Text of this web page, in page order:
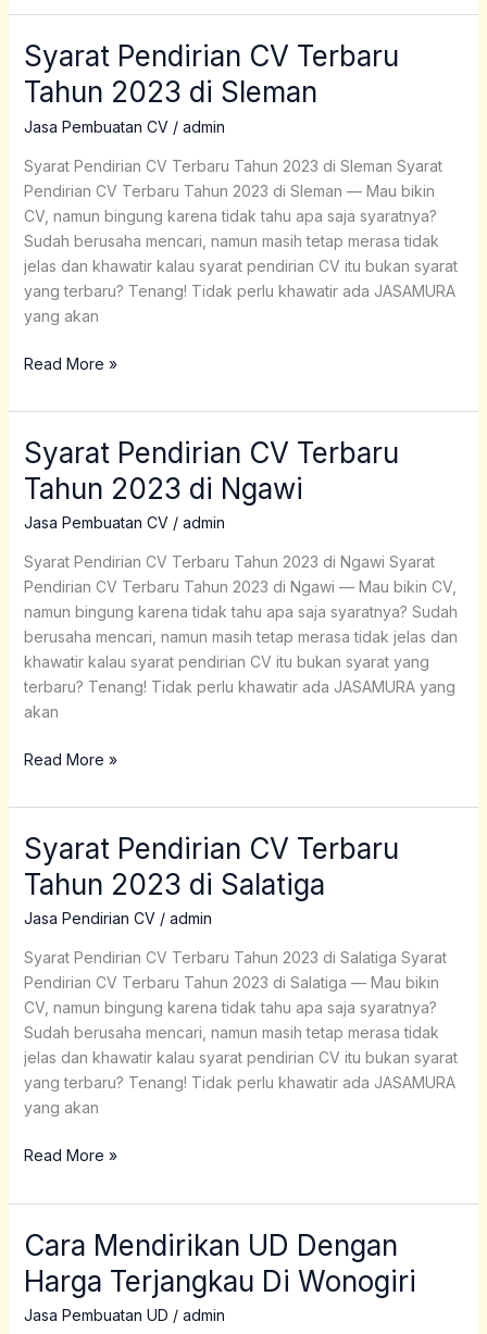
Syarat Pendirian CV Terbaru
Tahun 2023 di Sleman
Jasa Pembuatan CV/ admin
Syarat Pendirian CV Terbaru Tahun 2023 di Sleman Syarat
Pendirian CV Terbaru Tahun 2023 di Sleman — Mau bikin
CV, namun bingung karena tidak tahu apa saja syaratnya?
Sudah berusaha mencari, namun masih tetap merasa tidak
jelas dan khawatir kalau syarat pendirian CV itu bukan syarat
yang terbaru? Tenang! Tidak perlu khawatir ada JASAMURA
yang akan
Syarat
Pendirian
CV
Terbaru
2023
di
Sleman
Read More »
Syarat Pendirian CV Terbaru
Tahun 2023 di Ngawi
Jasa Pembuatan CV/ admin
Syarat Pendirian CV Terbaru Tahun 2023 di Ngawi Syarat
Pendirian CV Terbaru Tahun 2023 di Ngawi — Mau bikin CV,
namun bingung karena tidak tahu apa saja syaratnya? Sudah
berusaha mencari, namun masih tetap merasa tidak jelas dan
khawatir kalau syarat pendirian CV itu bukan syarat yang
terbaru? Tenang! Tidak perlu khawatir ada JASAMURA yang
akan
Syarat
Pendirian
CV
Terbaru
2023
di
Ngawi
Read More »
Syarat Pendirian CV Terbaru
Tahun 2023 di Salatiga
Jasa Pendirian CV/ admin
Syarat Pendirian CV Terbaru Tahun 2023 di Salatiga Syarat
Pendirian CV Terbaru Tahun 2023 di Salatiga — Mau bikin
CV, namun bingung karena tidak tahu apa saja syaratnya?
Sudah berusaha mencari, namun masih tetap merasa tidak
jelas dan khawatir kalau syarat pendirian CV itu bukan syarat
yang terbaru? Tenang! Tidak perlu khawatir ada JASAMURA
yang akan
Syarat
Pendirian
CV
Terbaru
2023
di
Salatiga
Read More »
Cara Mendirikan UD Dengan
Harga Terjangkau Di Wonogiri
Jasa Pembuatan UD / admin
Cara
UD
Dengan